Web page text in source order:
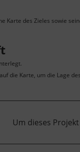
Karte des Zieles sowie
die Karte, um die Lage
Um dieses